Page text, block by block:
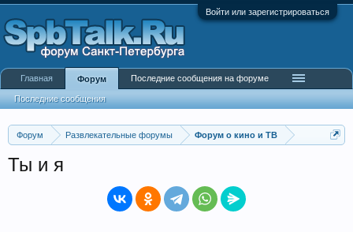
Войти или зарегистрироваться
Форум Развлекательные форумы Форум о кино и ТВ
Ты и я
Главная Форум
Последние сообщения
Последние сообщения на форуме